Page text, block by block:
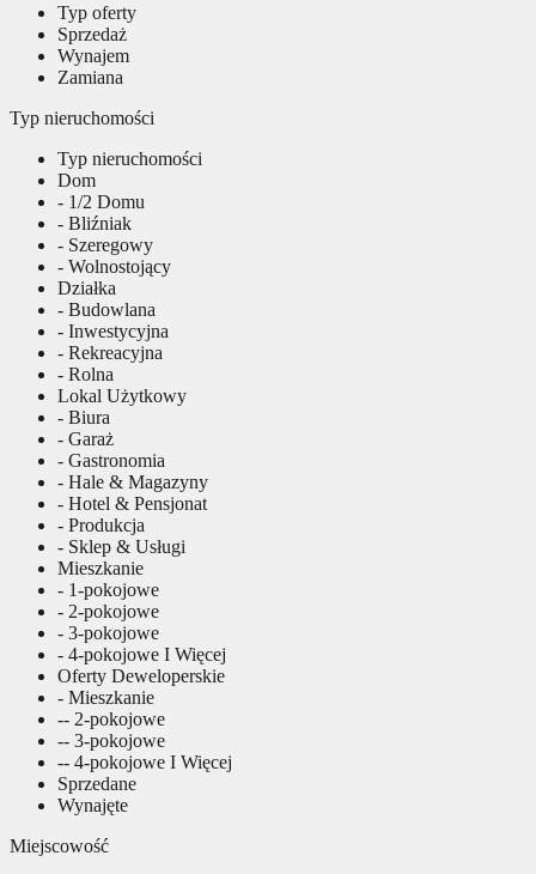
Typ oferty
Sprzedaż
Wynajem
Zamiana
Typ nieruchomości
Typ nieruchomości
Dom
- 1/2 Domu
- Bliźniak
- Szeregowy
- Wolnostojący
Działka
- Budowlana
- Inwestycyjna
- Rekreacyjna
- Rolna
Lokal Użytkowy
- Biura
- Garaż
- Gastronomia
- Hale & Magazyny
- Hotel & Pensjonat
- Produkcja
- Sklep & Usługi
Mieszkanie
- 1-pokojowe
- 2-pokojowe
- 3-pokojowe
- 4-pokojowe I Więcej
Oferty Deweloperskie
- Mieszkanie
-- 2-pokojowe
-- 3-pokojowe
-- 4-pokojowe I Więcej
Sprzedane
Wynajęte
Miejscowość